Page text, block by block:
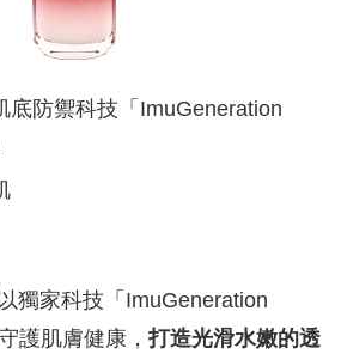
底防禦科技「ImuGeneration
獨家科技「ImuGeneration
護肌膚健康，打造光滑水嫩的透